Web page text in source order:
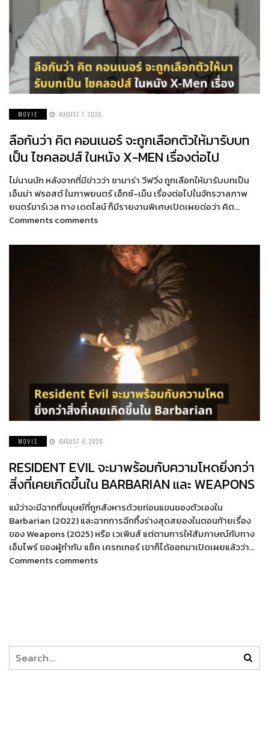
MOVIE AUGUST 7, 2026
ลือกันว่า คิต คอนเนอร์ จะถูกเลือกตัวให้มารับบท
เป็น ไซคลอปส์ ในหนัง X-MEN เรื่องต่อไป
ไม่นานนัก หลังจากที่มีข่าวว่า ซามาร่า วีฟวิ่ง ถูกเลือกให้มารับบทเป็น
เอ็มม่า ฟรอสต์ ในภาพยนตร์ เอ็กซ์-เม็น เรื่องต่อไปในจักรวาลภาพ
ยนตร์มาร์เวล ทาง เดดไลน์ ก็มีรายงานพิเศษเปิดเผยต่อว่า คิต…
Comments comments
MOVIE AUGUST 6, 2026
RESIDENT EVIL จะมาพร้อมกับความโหดยิ่งกว่า
สิ่งที่เคยเกิดขึ้นใน BARBARIAN และ WEAPONS
แม้ว่าจะมีฉากที่มนุษย์ที่ถูกสังหารด้วยท่อนแขนของตัวเองใน
Barbarian (2022) และฉากการฉีกทึ้งร่างสุดสยองในตอนท้ายเรื่อง
ของ Weapons (2025) หรือ เวเพินส์ แต่ตามการให้สัมภาษณ์กับทาง
เอ็มไพร์ ของผู้กำกับ แซ็ค เครกเกอร์ เขาก็ได้ออกมาเปิดเผยแล้วว่า…
Comments comments